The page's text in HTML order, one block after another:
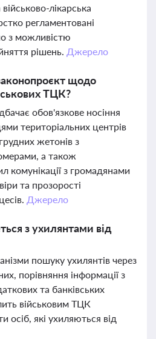
лікарська
регламентовані
з можливістю
рішень. Джерело
щодо
ТЦК?
обов'язкове носіння
територіальних центрів
жетонів з
а також
комунікації з громадянами
та прозорості
Джерело
з ухилянтами від
пошуку ухилянтів через
порівняння інформації з
та банківських
військовим ТЦК
осіб, які ухиляються від